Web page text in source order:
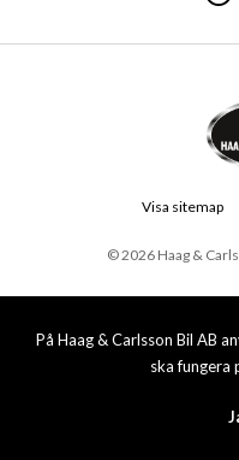
På Haag & Carlsson Bil AB
ska fungera
© 2026 Haag &
Visa sitemap